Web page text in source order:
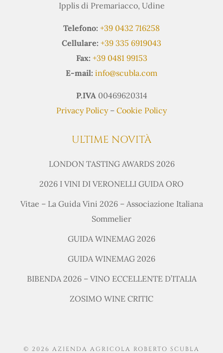
Ipplis di Premariacco, Udine
Telefono: +39 0432 716258
Cellulare: +39 335 6919043
Fax: +39 0481 99153
E-mail: info@scubla.com
P.IVA00469620314
Privacy Policy– Cookie Policy
ULTIME NOVITÀ
LONDON TASTING AWARDS 2026
2026 I VINI DI VERONELLI GUIDA ORO
Vitae – La Guida Vini 2026 – Associazione Italiana
Sommelier
GUIDA WINEMAG 2026
GUIDA WINEMAG 2026
BIBENDA 2026 – VINO ECCELLENTE D’ITALIA
ZOSIMO WINE CRITIC
© 2026 AZIENDA AGRICOLA ROBERTO SCUBLA